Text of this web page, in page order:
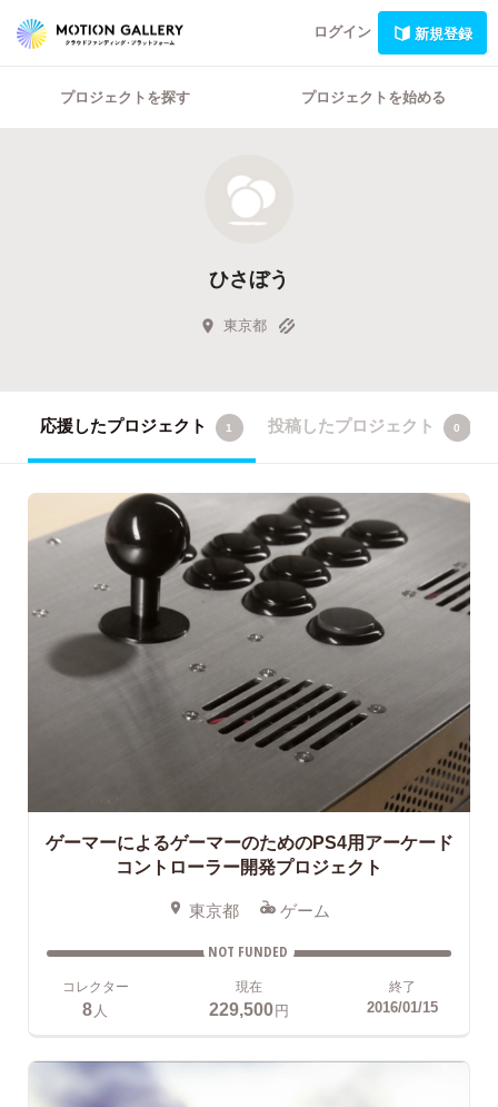
ログイン 新規登録
プロジェクトを探す プロジェクトを始める
ひさぼう
東京都
応援したプロジェクト 1 投稿したプロジェクト 0
ゲーマーによるゲーマーのためのPS4用アーケード
コントローラー開発プロジェクト
東京都 ゲーム
NOT FUNDED
コレクター
8 人
現在
229,500円
終了
2016/01/15